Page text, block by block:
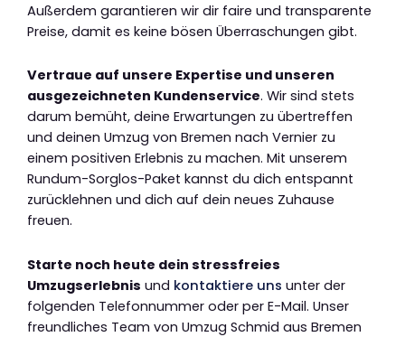
Außerdem garantieren wir dir faire und transparente
Preise, damit es keine bösen Überraschungen gibt.
Vertraue auf unsere Expertise und unseren
ausgezeichneten Kundenservice. Wir sind stets
darum bemüht, deine Erwartungen zu übertreffen
und deinen Umzug von Bremen nach Vernier zu
einem positiven Erlebnis zu machen. Mit unserem
Rundum-Sorglos-Paket kannst du dich entspannt
zurücklehnen und dich auf dein neues Zuhause
freuen.
Starte noch heute dein stressfreies
Umzugserlebnis und kontaktiere uns unter der
folgenden Telefonnummer oder per E-Mail. Unser
freundliches Team von Umzug Schmid aus Bremen